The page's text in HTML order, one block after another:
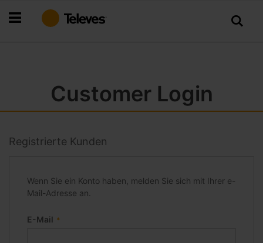
Inhalt
Customer Login
Registrierte Kunden
Wenn Sie ein Konto haben, melden Sie sich mit Ihrer e-
Mail-Adresse an.
E-Mail